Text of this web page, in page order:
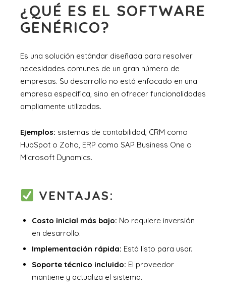
¿QUÉ ES EL SOFTWARE
GENÉRICO?
Es una solución estándar diseñada para resolver
necesidades comunes de un gran número de
empresas. Su desarrollo no está enfocado en una
empresa específica, sino en ofrecer funcionalidades
ampliamente utilizadas.
Ejemplos: sistemas de contabilidad, CRM como
HubSpot o Zoho, ERP como SAP Business One o
Microsoft Dynamics.
VENTAJAS:
Costo inicial más bajo: No requiere inversión
en desarrollo.
Implementación rápida: Está listo para usar.
Soporte técnico incluido: El proveedor
mantiene y actualiza el sistema.